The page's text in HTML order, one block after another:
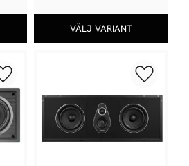
Lägg till i favoriter Lägg till